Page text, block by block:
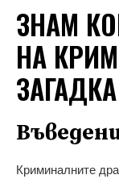
ЗНАМ
НА
ЗАГАДКА
Криминалните